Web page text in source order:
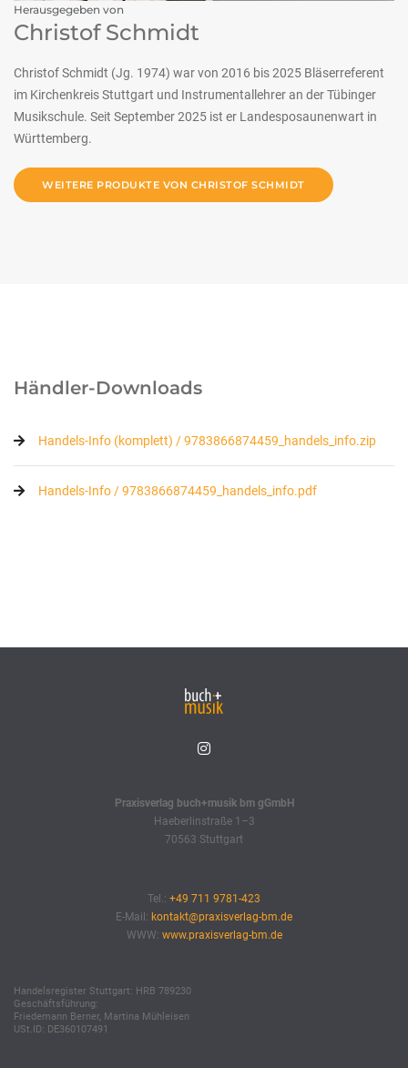
Herausgegeben von
Christof Schmidt
Christof Schmidt (Jg. 1974) war von 2016 bis 2025 Bläserreferent
im Kirchenkreis Stuttgart und Instrumentallehrer an der Tübinger
Musikschule. Seit September 2025 ist er Landesposaunenwart in
Württemberg.
WEITERE PRODUKTE VON CHRISTOF SCHMIDT
Händler-Downloads
Handels-Info (komplett) / 9783866874459_handels_info.zip
Handels-Info / 9783866874459_handels_info.pdf
Praxisverlag buch+musik bm gGmbH
Haeberlinstraße 1–3
70563 Stuttgart
Tel.: +49 711 9781-423
E-Mail: kontakt@praxisverlag-bm.de
WWW: www.praxisverlag-bm.de
Handelsregister Stuttgart: HRB 789230
Geschäftsführung:
Friedemann Berner, Martina Mühleisen
USt.ID: DE360107491